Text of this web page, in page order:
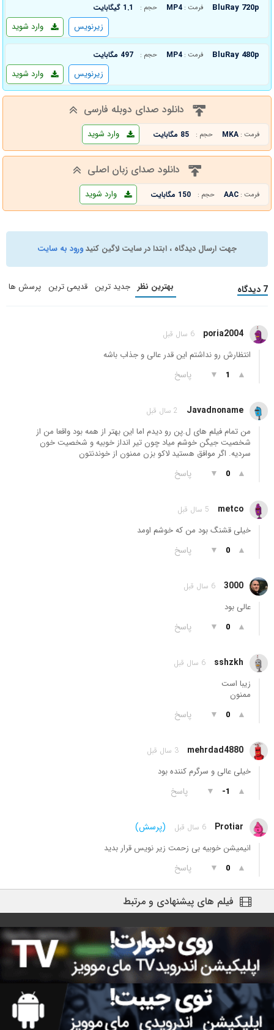
BluRay 720p فرمت : MP4 حجم : 1.1 گیگابایت
وارد شوید زیرنویس
BluRay 480p فرمت : MP4 حجم : 497 مگابایت
وارد شوید زیرنویس
دانلود صدای دوبله فارسی
فرمت : MKA حجم : 85 مگابایت وارد شوید
دانلود صدای زبان اصلی
فرمت : AAC حجم : 150 مگابایت وارد شوید
جهت ارسال دیدگاه ، ابتدا در سایت لاگین کنیدورود به سایت
7 دیدگاه بهترین نظر جدید ترین قدیمی ترین پرسش ها
poria2004 6 سال قبل
انتظارش رو نداشتم این قدر عالی و جذاب باشه
▲
1
▼ پاسخ
Javadnoname 2 سال قبل
من تمام فیلم های ل.پن رو دیدم اما این بهتر از همه بود واقعا من از
شخصیت جیگن خوشم میاد چون تیر انداز خوبیه و شخصیت خون
سردیه. اگر موافق هستید لاکو بزن ممنون از خوندنتون
▲
0
▼ پاسخ
metco 5 سال قبل
خیلی قشنگ بود من که خوشم اومد
▲
0
▼ پاسخ
3000 6 سال قبل
عالی بود
▲
0
▼ پاسخ
sshzkh 6 سال قبل
زیبا است
ممنون
▲
0
▼ پاسخ
mehrdad4880 3 سال قبل
خیلی عالی و سرگرم کننده بود
▲
-1
▼ پاسخ
Protiar 6 سال قبل (پرسش)
انیمیشن خوبیه بی زحمت زیر نویس قرار بدید
▲
0
▼ پاسخ
فیلم های پیشنهادی و مرتبط